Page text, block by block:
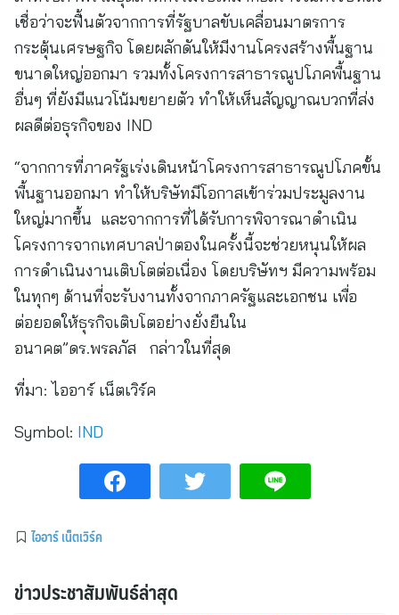
เชื่อว่าจะฟื้นตัวจากการที่รัฐบาลขับเคลื่อนมาตรการ
กระตุ้นเศรษฐกิจ โดยผลักดันให้มีงานโครงสร้างพื้นฐาน
ขนาดใหญ่ออกมา รวมทั้งโครงการสาธารณูปโภคพื้นฐาน
อื่นๆ ที่ยังมีแนวโน้มขยายตัว ทำให้เห็นสัญญาณบวกที่ส่ง
ผลดีต่อธุรกิจของ IND
“จากการที่ภาครัฐเร่งเดินหน้าโครงการสาธารณูปโภคขั้น
พื้นฐานออกมา ทำให้บริษัทมีโอกาสเข้าร่วมประมูลงาน
ใหญ่มากขึ้น และจากการที่ได้รับการพิจารณาดำเนิน
โครงการจากเทศบาลป่าตองในครั้งนี้จะช่วยหนุนให้ผล
การดำเนินงานเติบโตต่อเนื่อง โดยบริษัทฯ มีความพร้อม
ในทุกๆ ด้านที่จะรับงานทั้งจากภาครัฐและเอกชน เพื่อ
ต่อยอดให้ธุรกิจเติบโตอย่างยั่งยืนใน
อนาคต”ดร.พรลภัส กล่าวในที่สุด
ที่มา: ไออาร์ เน็ตเวิร์ค
Symbol: IND
ไออาร์ เน็ตเวิร์ค
ข่าวประชาสัมพันธ์ล่าสุด